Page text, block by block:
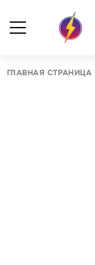
ГЛАВНАЯ СТРАНИЦА